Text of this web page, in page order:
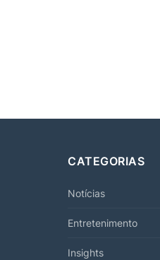
CATEGORIAS
Notícias
Entretenimento
Insights